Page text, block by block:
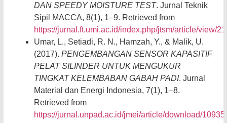
DAN SPEEDY MOISTURE TEST. Jurnal Teknik
Sipil MACCA, 8(1), 1–9. Retrieved from
https://jurnal.ft.umi.ac.id/index.php/jtsm/article/view/
Umar, L., Setiadi, R. N., Hamzah, Y., & Malik, U.
(2017). PENGEMBANGAN SENSOR KAPASITIF
PELAT SILINDER UNTUK MENGUKUR
TINGKAT KELEMBABAN GABAH PADI. Jurnal
Material dan Energi Indonesia, 7(1), 1–8.
Retrieved from
https://jurnal.unpad.ac.id/jmei/article/download/